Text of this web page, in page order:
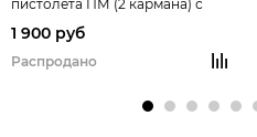
пистолета ПМ (2 кармана) с
поясным ремнем
1 900 руб
Распродано